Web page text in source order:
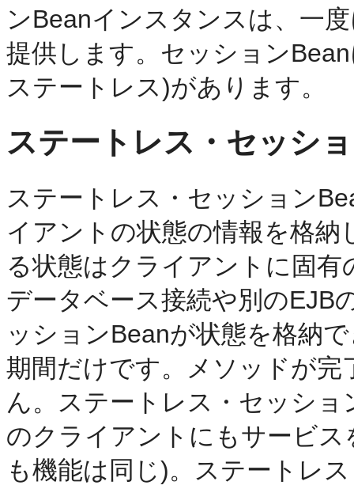
ンBeanインスタンスは、一
提供します。セッション
ステートレス)があります。
ステートレス・セッシ
ステートレス・セッション
イアントの状態の情報を格
る状態はクライアントに固
データベース接続や別のEJB
ッションBeanが状態を格納
期間だけです。メソッドが
ん。ステートレス・セッシ
のクライアントにもサービ
も機能は同じ)。ステートレ